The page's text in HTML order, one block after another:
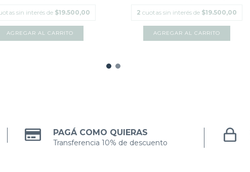
sin interés de $19.500,00
AGREGAR AL CARRITO
2 cuotas sin interés de $19.500,00
AGREGAR AL CARRITO
PAGÁ COMO QUIERAS
Transferencia 10% de descuento